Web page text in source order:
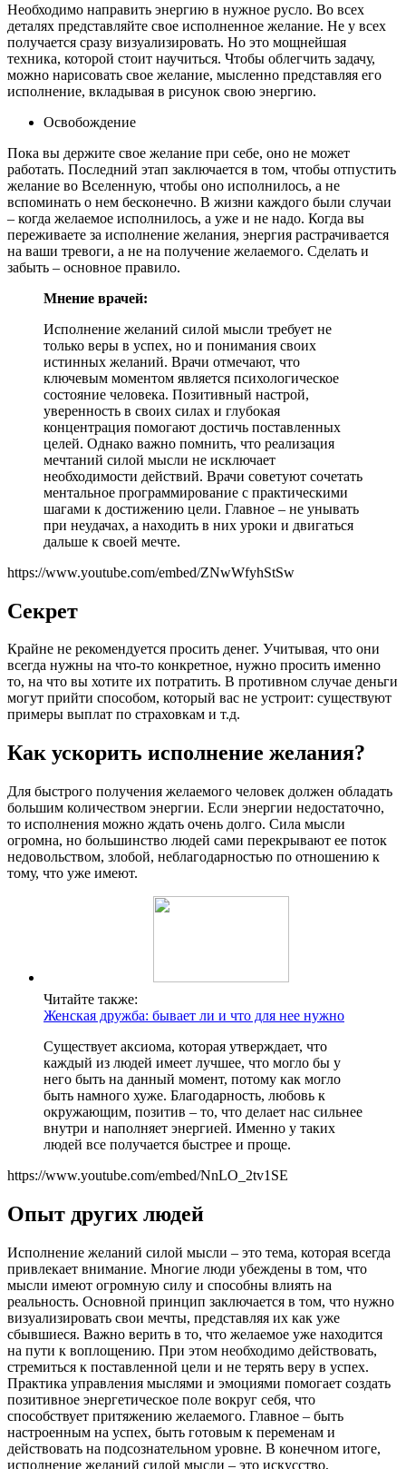
Необходимо направить энергию в нужное русло. Во всех
деталях представляйте свое исполненное желание. Не у всех
получается сразу визуализировать. Но это мощнейшая
техника, которой стоит научиться. Чтобы облегчить задачу,
можно нарисовать свое желание, мысленно представляя его
исполнение, вкладывая в рисунок свою энергию.
Освобождение
Пока вы держите свое желание при себе, оно не может
работать. Последний этап заключается в том, чтобы отпустить
желание во Вселенную, чтобы оно исполнилось, а не
вспоминать о нем бесконечно. В жизни каждого были случаи
– когда желаемое исполнилось, а уже и не надо. Когда вы
переживаете за исполнение желания, энергия растрачивается
на ваши тревоги, а не на получение желаемого. Сделать и
забыть – основное правило.
Мнение врачей:
Исполнение желаний силой мысли требует не
только веры в успех, но и понимания своих
истинных желаний. Врачи отмечают, что
ключевым моментом является психологическое
состояние человека. Позитивный настрой,
уверенность в своих силах и глубокая
концентрация помогают достичь поставленных
целей. Однако важно помнить, что реализация
мечтаний силой мысли не исключает
необходимости действий. Врачи советуют сочетать
ментальное программирование с практическими
шагами к достижению цели. Главное – не унывать
при неудачах, а находить в них уроки и двигаться
дальше к своей мечте.
https://www.youtube.com/embed/ZNwWfyhStSw
Секрет
Крайне не рекомендуется просить денег. Учитывая, что они
всегда нужны на что-то конкретное, нужно просить именно
то, на что вы хотите их потратить. В противном случае деньги
могут прийти способом, который вас не устроит: существуют
примеры выплат по страховкам и т.д.
Как ускорить исполнение желания?
Для быстрого получения желаемого человек должен обладать
большим количеством энергии. Если энергии недостаточно,
то исполнения можно ждать очень долго. Сила мысли
огромна, но большинство людей сами перекрывают ее поток
недовольством, злобой, неблагодарностью по отношению к
тому, что уже имеют.
Читайте также:
Женская дружба: бывает ли и что для нее нужно
Существует аксиома, которая утверждает, что
каждый из людей имеет лучшее, что могло бы у
него быть на данный момент, потому как могло
быть намного хуже. Благодарность, любовь к
окружающим, позитив – то, что делает нас сильнее
внутри и наполняет энергией. Именно у таких
людей все получается быстрее и проще.
https://www.youtube.com/embed/NnLO_2tv1SE
Опыт других людей
Исполнение желаний силой мысли – это тема, которая всегда
привлекает внимание. Многие люди убеждены в том, что
мысли имеют огромную силу и способны влиять на
реальность. Основной принцип заключается в том, что нужно
визуализировать свои мечты, представляя их как уже
сбывшиеся. Важно верить в то, что желаемое уже находится
на пути к воплощению. При этом необходимо действовать,
стремиться к поставленной цели и не терять веру в успех.
Практика управления мыслями и эмоциями помогает создать
позитивное энергетическое поле вокруг себя, что
способствует притяжению желаемого. Главное – быть
настроенным на успех, быть готовым к переменам и
действовать на подсознательном уровне. В конечном итоге,
исполнение желаний силой мысли – это искусство,